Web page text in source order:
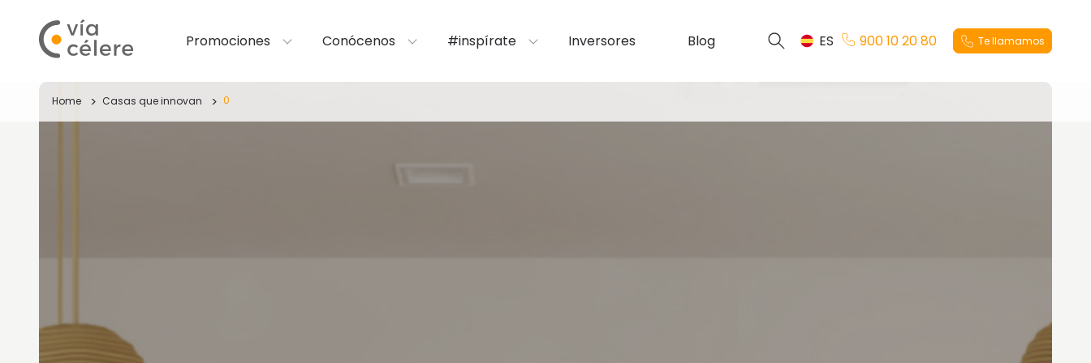
Promociones Conócenos #inspírate Inversores Blog ES 900 10 20 80 Te llamamos
Home Casas que innovan 0